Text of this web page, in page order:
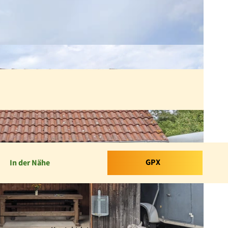
In der Nähe GPX